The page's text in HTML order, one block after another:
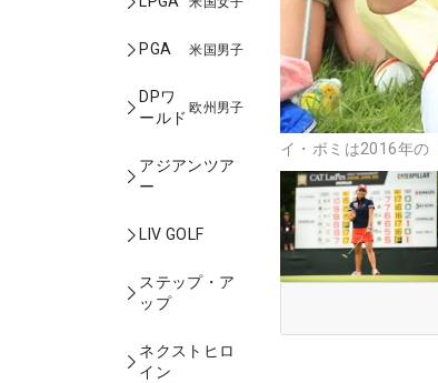
PGA 米国男子
DPワ
ールド
欧州男子
アジアンツア
ー
LIV GOLF
ステップ・ア
ップ
ネクストヒロ
イン
イ・ボミは2016年の